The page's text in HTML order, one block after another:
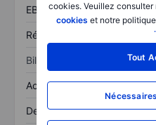
cookies. Veuillez
cookies et notre
Tout
EBITDA
Résultat net
Bilan
Actif total
Dette totale